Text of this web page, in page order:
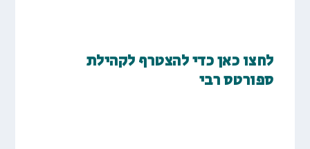
לחצו כאן כדי להצטרף לקהילת
ספורטס רבי